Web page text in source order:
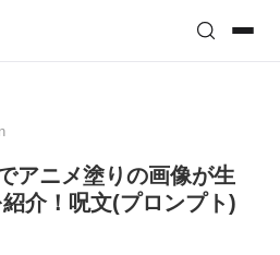
アニメ塗りの画像が生
介！呪文(プロンプト)